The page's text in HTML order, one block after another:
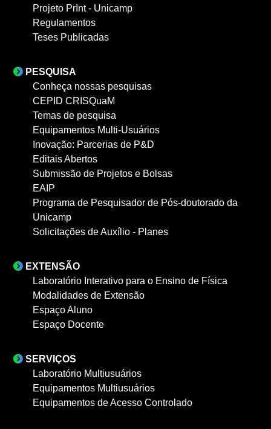
Projeto PrInt - Unicamp
Regulamentos
Teses Publicadas
PESQUISA
Conheça nossas pesquisas
CEPID CRISQuaM
Temas de pesquisa
Equipamentos Multi-Usuários
Inovação: Parcerias de P&D
Editais Abertos
Submissão de Projetos e Bolsas
EAIP
Programa de Pesquisador de Pós-doutorado da
Unicamp
Solicitações de Auxílio - Planes
EXTENSÃO
Laboratório Interativo para o Ensino de Física
Modalidades de Extensão
Espaço Aluno
Espaço Docente
SERVIÇOS
Laboratório Multiusuários
Equipamentos Multiusuários
Equipamentos de Acesso Controlado